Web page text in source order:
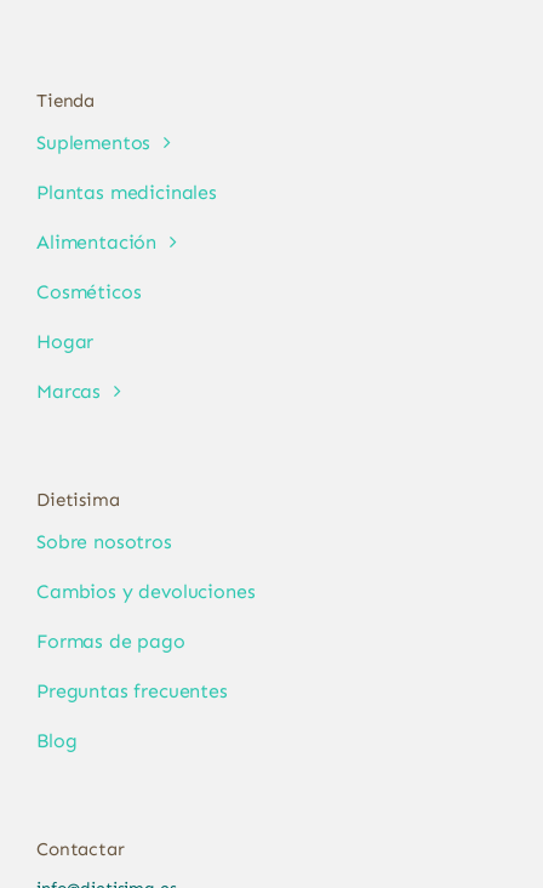
Tienda
Suplementos
Plantas medicinales
Alimentación
Cosméticos
Hogar
Marcas
Dietisima
Sobre nosotros
Cambios y devoluciones
Formas de pago
Preguntas frecuentes
Blog
Contactar